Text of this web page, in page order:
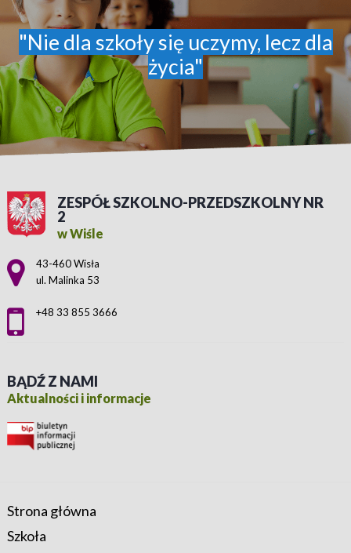
"Nie dla szkoły się uczymy, lecz dla
życia"
ZESPÓŁ SZKOLNO-PRZEDSZKOLNY NR
2
w Wiśle
Adres pocztowy:
43-460 Wisła
ul. Malinka 53
+48 33 855 3666
BĄDŹ Z NAMI
Aktualności i informacje
Strona główna
Szkoła